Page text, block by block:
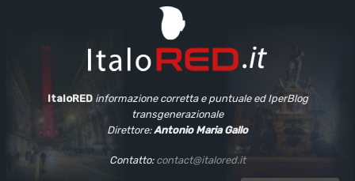
ItaloRED informazione corretta e puntuale ed IperBlog
transgenerazionale
Direttore:Antonio Maria Gallo
Contatto: contact@italored.it